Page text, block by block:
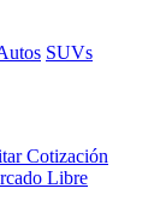
SUVs
Cotización
Libre